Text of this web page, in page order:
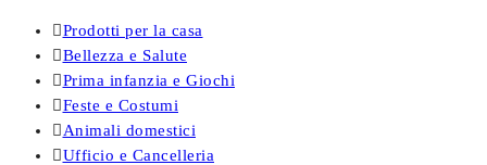
Prodotti per la casa
Bellezza e Salute
Prima infanzia e Giochi
Feste e Costumi
 Animali domestici
Ufficio e Cancelleria